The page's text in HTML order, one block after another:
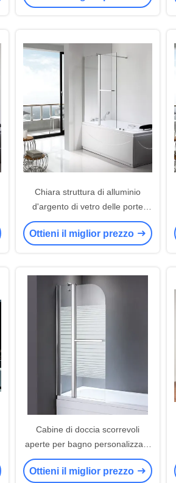
Chiara struttura di alluminio
d'argento di vetro delle porte
1200×1400mm della doccia di
scivolamento
Ottieni il miglior prezzo
Cabine di doccia scorrevoli
aperte per bagno personalizzate
990 X 990 X 1950 mm
Ottieni il miglior prezzo